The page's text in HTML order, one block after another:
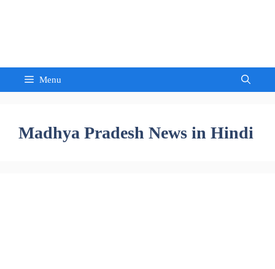
Menu
Madhya Pradesh News in Hindi